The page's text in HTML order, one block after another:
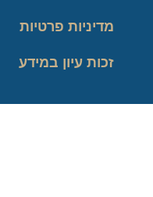
מדיניות פרטיות
זכות עיון במידע